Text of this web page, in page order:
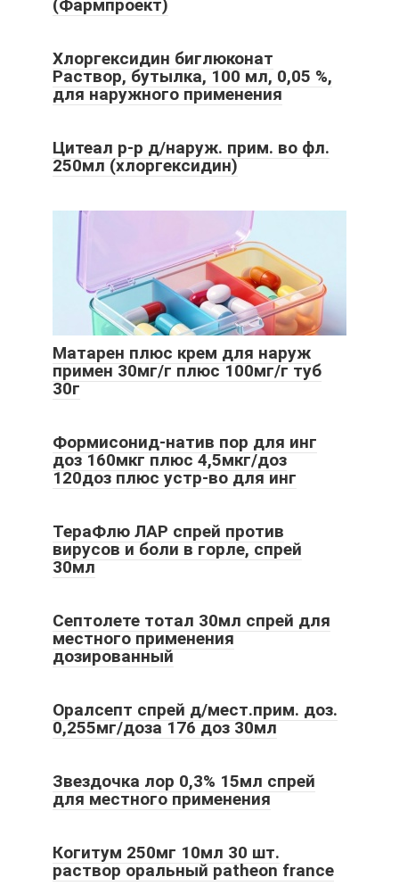
(Фармпроект)
Хлоргексидин биглюконат
Раствор, бутылка, 100 мл, 0,05 %,
для наружного применения
Цитеал р-р д/наруж. прим. во фл.
250мл (хлоргексидин)
Матарен плюс крем для наруж
примен 30мг/г плюс 100мг/г туб
30г
Формисонид-натив пор для инг
доз 160мкг плюс 4,5мкг/доз
120доз плюс устр-во для инг
ТераФлю ЛАР спрей против
вирусов и боли в горле, спрей
30мл
Септолете тотал 30мл спрей для
местного применения
дозированный
Оралсепт спрей д/мест.прим. доз.
0,255мг/доза 176 доз 30мл
Звездочка лор 0,3% 15мл спрей
для местного применения
Когитум 250мг 10мл 30 шт.
раствор оральный patheon france